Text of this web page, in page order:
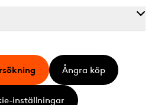
Ångra köp
inställningar